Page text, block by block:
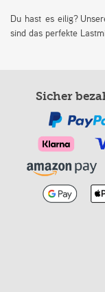
Du hast es eilig?
sind das perfekte
Sicher